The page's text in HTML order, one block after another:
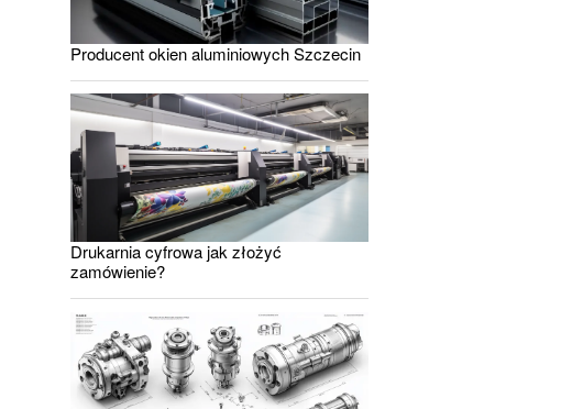
Producent okien aluminiowych Szczecin
Drukarnia cyfrowa jak złożyć
zamówienie?